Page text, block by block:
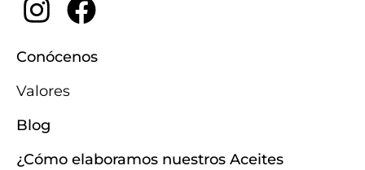
Conócenos
Valores
Blog
¿Cómo elaboramos nuestros Aceites